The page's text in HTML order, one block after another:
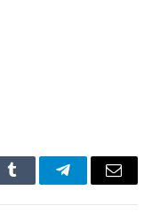
Tumblr TelegramEmail